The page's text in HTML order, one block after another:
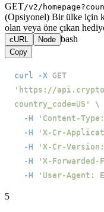
GET/v2/
(Opsiyonel) Bir ülke için
olan veya öne çıkan
cURL Node bash
Copy
curl -X
'https://
country_code=US'
\
-H
'Content-
-H
'X-Cr-
-H
'X-Cr-Version:
-H
'X-Forwarded-
-H
'User-Agent:
5